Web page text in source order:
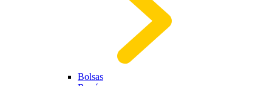
Bolsas